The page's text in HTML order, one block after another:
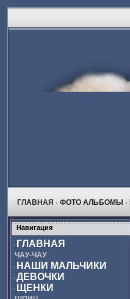
ГЛАВНАЯ ФОТО АЛЬБОМЫ
Навигация
ГЛАВНАЯ
ЧАУ-ЧАУ
НАШИ МАЛЬЧИКИ
ДЕВОЧКИ
ЩЕНКИ